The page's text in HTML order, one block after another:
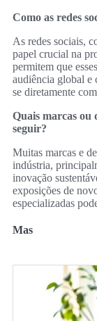
Como as redes
As redes sociais,
papel crucial na
permitem que
audiência global e
se diretamente
Quais marcas ou
seguir?
Muitas marcas e
indústria,
inovação
exposições de
especializadas
Mas